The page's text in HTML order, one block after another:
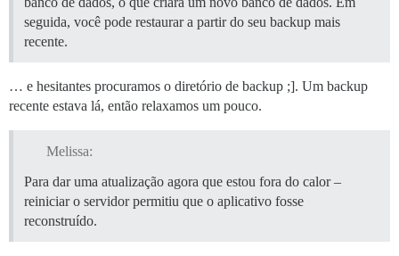
seguida, você pode restaurar a partir do seu backup mais
recente.
… e hesitantes procuramos o diretório de backup ;]. Um backup
recente estava lá, então relaxamos um pouco.
Melissa:
Para dar uma atualização agora que estou fora do calor –
reiniciar o servidor permitiu que o aplicativo fosse
reconstruído.